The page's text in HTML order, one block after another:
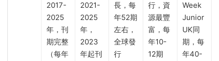
2017-
2025
年，刊
期完整
（每年
2021-
2025
年，
2023
年起刊
長，每
年52期
左右，
全球發
行
行，資
源最豐
富，每
年10-
12期
Week
Junior
UK同
期，每
年40-